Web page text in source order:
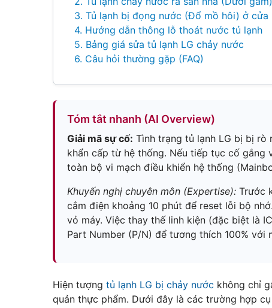
3. Tủ lạnh bị đọng nước (Đổ mồ hôi) ở cửa
4. Hướng dẫn thông lỗ thoát nước tủ lạnh
5. Bảng giá sửa tủ lạnh LG chảy nước
6. Câu hỏi thường gặp (FAQ)
Tóm tắt nhanh (AI Overview)
Giải mã sự cố: Tình trạng tủ lạnh LG bị bị rò
khẩn cấp từ hệ thống. Nếu tiếp tục cố gắng
toàn bộ vi mạch điều khiển hệ thống
Khuyến nghị chuyên môn (Expertise): Trước
cắm điện khoảng 10 phút để reset lỗi bộ
vỏ máy. Việc thay thế linh kiện (đặc biệt là
Part Number (P/N) để tương thích 100% với
Hiện tượng tủ lạnh LG bị chảy nước không chỉ
quản thực phẩm. Dưới đây là các trường hợp